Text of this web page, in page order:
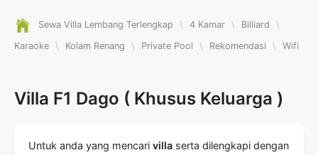
Sewa Villa Lembang Terlengkap \ 4 Kamar \ Billiard
\
Karaoke \ Kolam Renang \ Private Pool \ Rekomendasi \ Wifi
Villa F1 Dago ( Khusus Keluarga )
Untuk anda yang mencari villa serta dilengkapi dengan